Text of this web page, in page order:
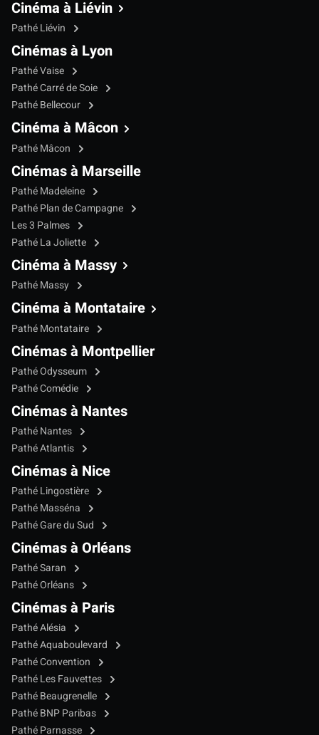
Cinéma à Liévin
Pathé Liévin
Cinémas à Lyon
Pathé Vaise
Pathé Carré de Soie
Pathé Bellecour
Cinéma à Mâcon
Pathé Mâcon
Cinémas à Marseille
Pathé Madeleine
Pathé Plan de Campagne
Les 3 Palmes
Pathé La Joliette
Cinéma à Massy
Pathé Massy
Cinéma à Montataire
Pathé Montataire
Cinémas à Montpellier
Pathé Odysseum
Pathé Comédie
Cinémas à Nantes
Pathé Nantes
Pathé Atlantis
Cinémas à Nice
Pathé Lingostière
Pathé Masséna
Pathé Gare du Sud
Cinémas à Orléans
Pathé Saran
Pathé Orléans
Cinémas à Paris
Pathé Alésia
Pathé Aquaboulevard
Pathé Convention
Pathé Les Fauvettes
Pathé Beaugrenelle
Pathé BNP Paribas
Pathé Parnasse